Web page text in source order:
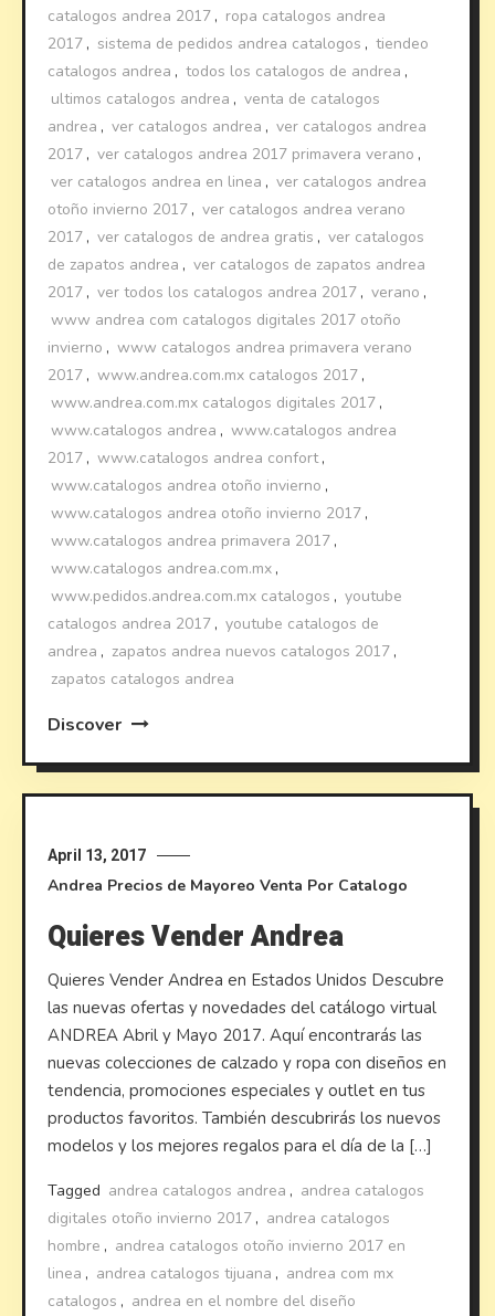
catalogos andrea 2017 , ropa catalogos andrea
2017 , sistema de pedidos andrea catalogos , tiendeo
catalogos andrea , todos los catalogos de andrea ,
ultimos catalogos andrea , venta de catalogos
andrea , ver catalogos andrea , ver catalogos andrea
2017 , ver catalogos andrea 2017 primavera verano ,
ver catalogos andrea en linea , ver catalogos andrea
otoño invierno 2017 , ver catalogos andrea verano
2017 , ver catalogos de andrea gratis , ver catalogos
de zapatos andrea , ver catalogos de zapatos andrea
2017 , ver todos los catalogos andrea 2017 , verano ,
www andrea com catalogos digitales 2017 otoño
invierno , www catalogos andrea primavera verano
2017 , www.andrea.com.mx catalogos 2017 ,
www.andrea.com.mx catalogos digitales 2017 ,
www.catalogos andrea , www.catalogos andrea
2017 , www.catalogos andrea confort,
www.catalogos andrea otoño invierno ,
www.catalogos andrea otoño invierno 2017 ,
www.catalogos andrea primavera 2017 ,
www.catalogos andrea.com.mx ,
www.pedidos.andrea.com.mx catalogos , youtube
catalogos andrea 2017 , youtube catalogos de
andrea , zapatos andrea nuevos catalogos 2017 ,
zapatos catalogos andrea
Discover
April 13, 2017
Andrea Precios de Mayoreo Venta Por Catalogo
Quieres Vender Andrea
Quieres Vender Andrea en Estados Unidos Descubre
las nuevas ofertas y novedades del catálogo virtual
ANDREA Abril y Mayo 2017. Aquí encontrarás las
nuevas colecciones de calzado y ropa con diseños en
tendencia, promociones especiales y outlet en tus
productos favoritos. También descubrirás los nuevos
modelos y los mejores regalos para el día de la […]
Tagged andrea catalogos andrea , andrea catalogos
digitales otoño invierno 2017 , andrea catalogos
hombre , andrea catalogos otoño invierno 2017 en
linea , andrea catalogos tijuana , andrea com mx
catalogos , andrea en el nombre del diseño